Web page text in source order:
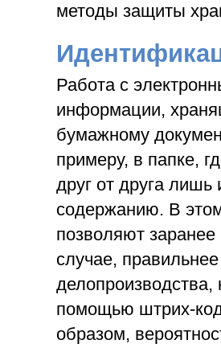
методы защиты
Работа с
информации,
бумажному
примеру, в папке,
друг от друга
содержанию. В
позволяют
случае,
помощью штрих-
образом,